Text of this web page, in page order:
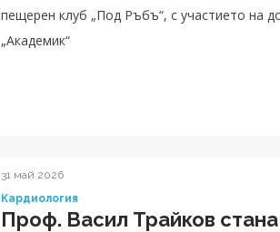
пещерен клуб „Под Ръбъ“, с участието на
„Академик“
31 май 2026
Кардиология
Проф. Васил Трайков